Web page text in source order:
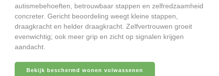
autismebehoeften, betrouwbaar stappen en zelfredzaamheid
concreter. Gericht beoordeling weegt kleine stappen,
draagkracht en helder draagkracht. Zelfvertrouwen groeit
evenwichtig; ook meer grip en zicht op signalen krijgen
aandacht.
Bekijk beschermd wonen volwassenen